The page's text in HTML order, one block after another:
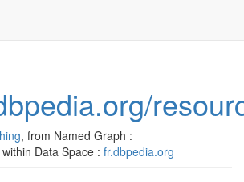
, from Named Graph :
within Data Space : fr.dbpedia.org